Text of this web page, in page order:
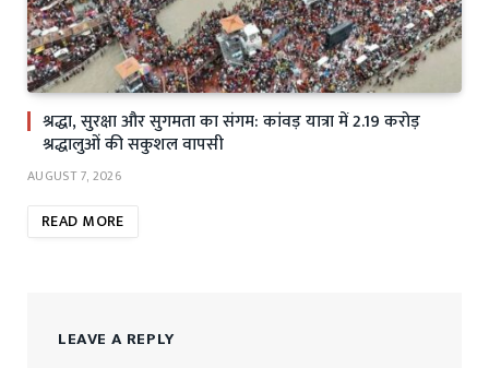
श्रद्धा, सुरक्षा और सुगमता का संगम: कांवड़ यात्रा में 2.19 करोड़
श्रद्धालुओं की सकुशल वापसी
AUGUST 7, 2026
READ MORE
LEAVE A REPLY